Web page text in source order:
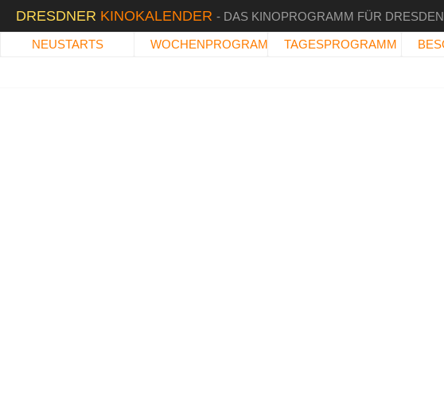
DRESDNER KINOKALENDER - DAS KINOPROGRAMM FÜR DRESDEN
NEUSTARTS WOCHENPROGRAMM TAGESPROGRAMM